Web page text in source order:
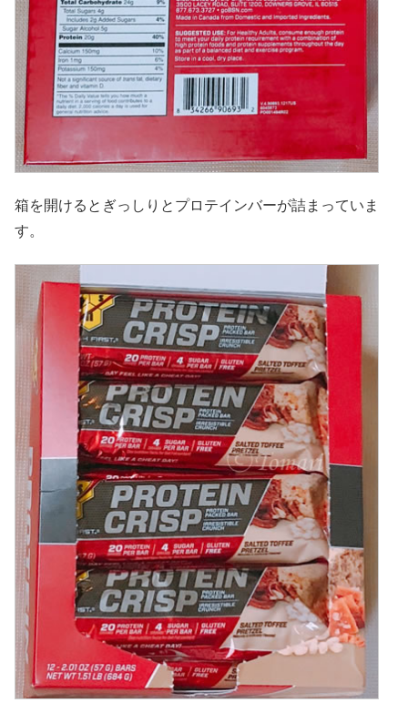
箱を開けるとぎっしりとプロテインバーが詰まっていま
す。